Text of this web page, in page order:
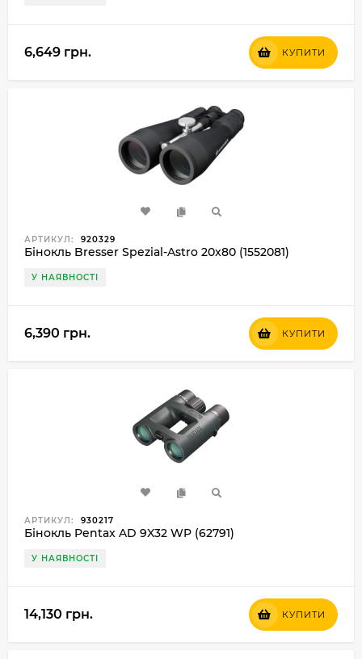
6,649 грн. КУПИТИ
АРТИКУЛ: 920329
Бінокль Bresser Spezial-Astro 20x80 (1552081)
У НАЯВНОСТІ
6,390 грн. КУПИТИ
АРТИКУЛ: 930217
Бінокль Pentax AD 9X32 WP (62791)
У НАЯВНОСТІ
14,130 грн. КУПИТИ